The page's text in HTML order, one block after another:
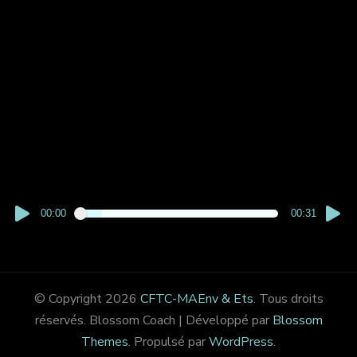
00:00 00:31
© Copyright 2026 CFTC-MAEnv & Ets. Tous droits
réservés. Blossom Coach | Développé par Blossom
Themes. Propulsé parWordPress.